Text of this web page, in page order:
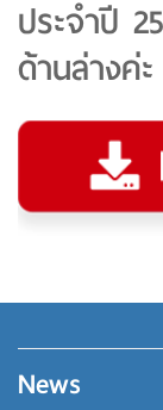
ประจำปี
ด้านล่างค่ะ
News